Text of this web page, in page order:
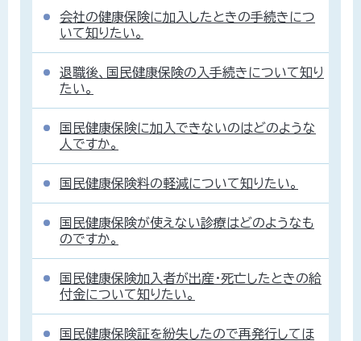
会社の健康保険に加入したときの手続きにつ
いて知りたい。
退職後、国民健康保険の入手続きについて知り
たい。
国民健康保険に加入できないのはどのような
人ですか。
国民健康保険料の軽減について知りたい。
国民健康保険が使えない診療はどのようなも
のですか。
国民健康保険加入者が出産・死亡したときの給
付金について知りたい。
国民健康保険証を紛失したので再発行してほ